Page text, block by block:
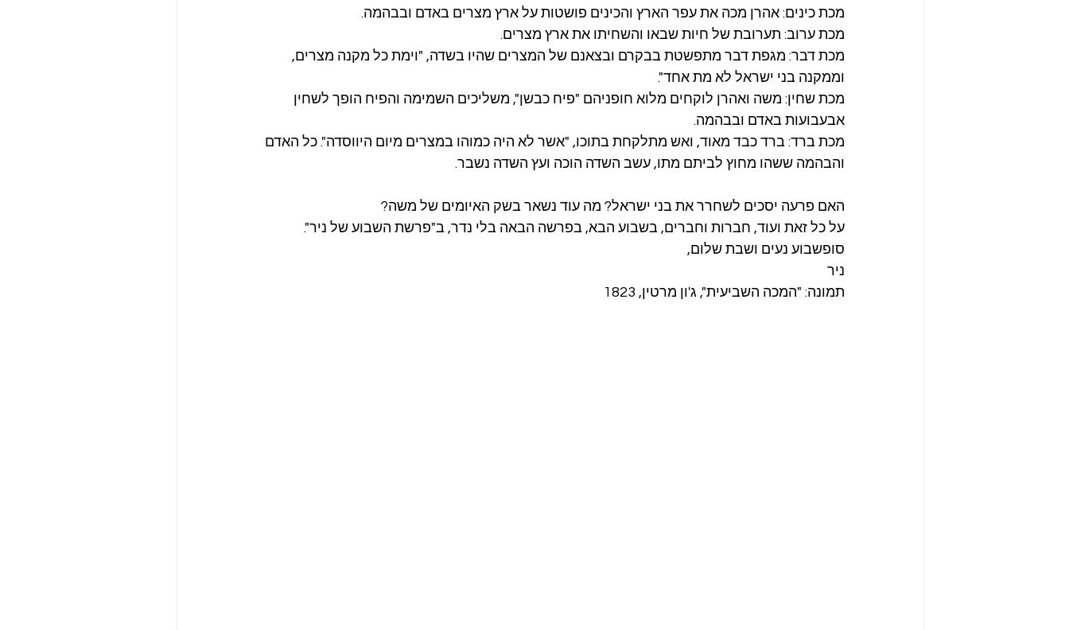
מכת כינים: אהרן מכה את עפר הארץ והכינים פושטות על ארץ מצרים באדם ובבהמה.
מכת ערוב: תערובת של חיות שבאו והשחיתו את ארץ מצרים.
מכת דבר: מגפת דבר מתפשטת בבקרם ובצאנם של המצרים שהיו בשדה, "וימת כל מקנה מצרים,
וממקנה בני ישראל לא מת אחד".
מכת שחין: משה ואהרן לוקחים מלוא חופניהם "פיח כבשן", משליכים השמימה והפיח הופך לשחין
אבעבועות באדם ובבהמה.
מכת ברד: ברד כבד מאוד, ואש מתלקחת בתוכו, "אשר לא היה כמוהו במצרים מיום היווסדה". כל האדם
והבהמה ששהו מחוץ לביתם מתו, עשב השדה הוכה ועץ השדה נשבר.
האם פרעה יסכים לשחרר את בני ישראל? מה עוד נשאר בשק האיומים של משה?
על כל זאת ועוד, חברות וחברים, בשבוע הבא, בפרשה הבאה בלי נדר, ב"פרשת השבוע של ניר".
סופשבוע נעים ושבת שלום,
ניר
תמונה: "המכה השביעית", ג'ון מרטין, 1823